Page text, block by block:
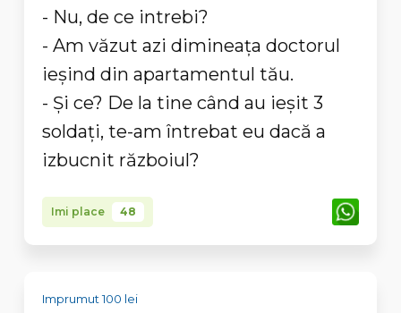
- Nu, de ce intrebi?
- Am văzut azi dimineața doctorul
ieșind din apartamentul tău.
- Și ce? De la tine când au ieșit 3
soldați, te-am întrebat eu dacă a
izbucnit războiul?
Imi place 48
Imprumut 100 lei